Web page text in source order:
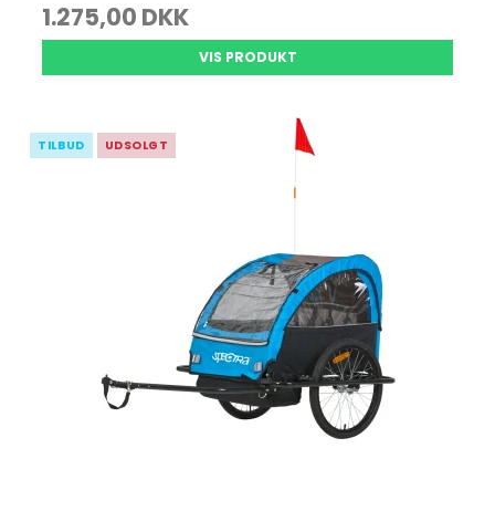
1.275,00 DKK
VIS PRODUKT
TILBUD UDSOLGT